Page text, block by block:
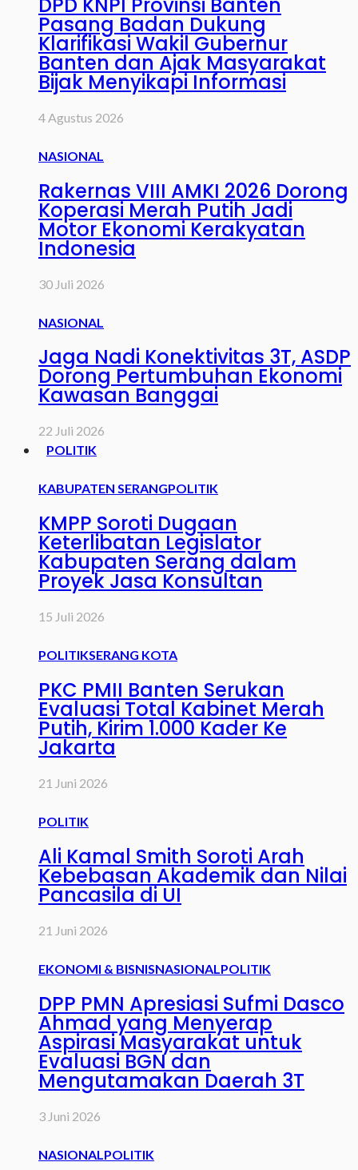
Pasang Badan Dukung
Klarifikasi Wakil Gubernur
Banten dan Ajak Masyarakat
Bijak Menyikapi Informasi
4 Agustus 2026
NASIONAL
Rakernas VIII AMKI 2026 Dorong
Koperasi Merah Putih Jadi
Motor Ekonomi Kerakyatan
Indonesia
30 Juli 2026
NASIONAL
Jaga Nadi Konektivitas 3T, ASDP
Dorong Pertumbuhan Ekonomi
Kawasan Banggai
22 Juli 2026
POLITIK
KABUPATEN SERANGPOLITIK
KMPP Soroti Dugaan
Keterlibatan Legislator
Kabupaten Serang dalam
Proyek Jasa Konsultan
15 Juli 2026
POLITIKSERANG KOTA
PKC PMII Banten Serukan
Evaluasi Total Kabinet Merah
Putih, Kirim 1.000 Kader Ke
Jakarta
21 Juni 2026
POLITIK
Ali Kamal Smith Soroti Arah
Kebebasan Akademik dan Nilai
Pancasila di UI
21 Juni 2026
EKONOMI & BISNISNASIONAL POLITIK
DPP PMN Apresiasi Sufmi Dasco
Ahmad yang Menyerap
Aspirasi Masyarakat untuk
Evaluasi BGN dan
Mengutamakan Daerah 3T
3 Juni 2026
NASIONAL POLITIK